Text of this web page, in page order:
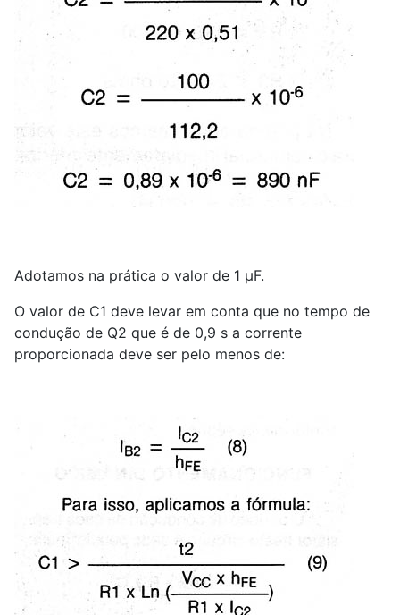
Adotamos na prática o valor de 1 µF.
O valor de C1 deve levar em conta que no tempo de
condução de Q2 que é de 0,9 s a corrente
proporcionada deve ser pelo menos de: